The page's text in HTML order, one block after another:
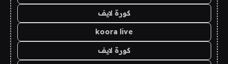
كورة لايف
koora live
كورة لايف